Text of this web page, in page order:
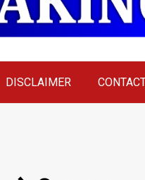
DISCLAIMER